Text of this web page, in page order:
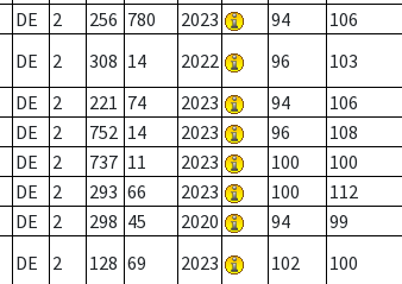
DE 2 256 780 2023 94 106
DE 2 308 14 2022 96 103
DE 2 221 74 2023 94 106
DE 2 752 14 2023 96 108
DE 2 737 11 2023 100 100
DE 2 293 66 2023 100 112
DE 2 298 45 2020 94 99
DE 2 128 69 2023 102 100